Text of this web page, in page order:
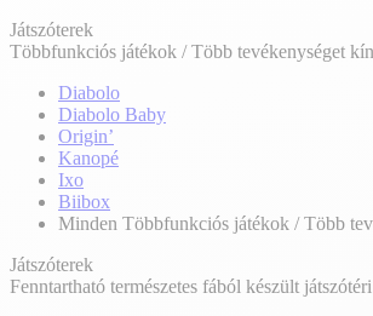
Játszóterek
Többfunkciós játékok / Több tevékenységet
Diabolo
Diabolo Baby
Origin’
Kanopé
Ixo
Biibox
Minden Többfunkciós játékok / Több
Játszóterek
Fenntartható természetes fából készült